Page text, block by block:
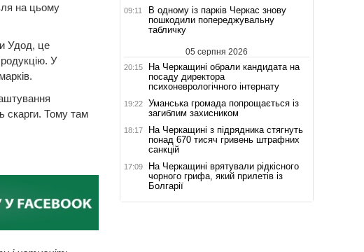
на цьому
Удод, це
У
скарги. Тому там
09:11
В одному із парків Черкас знову
пошкодили попереджувальну
табличку
05 серпня 2026
20:15
На Черкащині обрали кандидата на
посаду директора
психоневрологічного інтернату
19:22
Уманська громада попрощається із
загиблим захисником
18:17
На Черкащині з підрядника стягнуть
понад 670 тисяч гривень штрафних
санкцій
17:09
На Черкащині врятували рідкісного
чорного грифа, який прилетів із
Болгарії